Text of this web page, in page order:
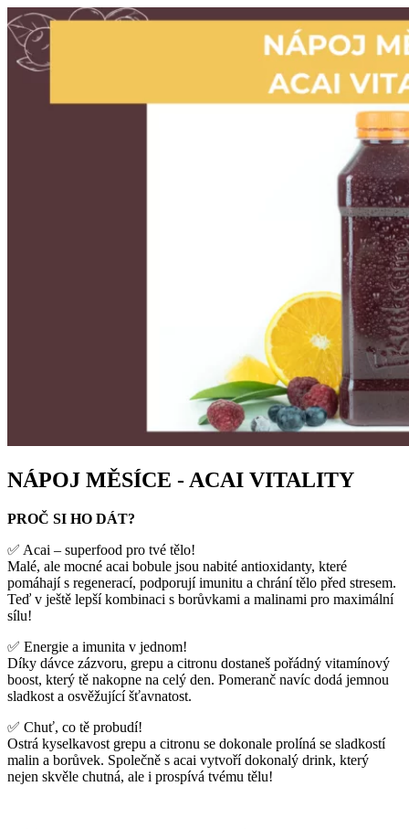
NÁPOJ MĚSÍCE - ACAI VITALITY
PROČ SI HO DÁT?
✅ Acai – superfood pro tvé tělo!
Malé, ale mocné acai bobule jsou nabité antioxidanty, které
pomáhají s regenerací, podporují imunitu a chrání tělo před stresem.
Teď v ještě lepší kombinaci s borůvkami a malinami pro maximální
sílu!
✅ Energie a imunita v jednom!
Díky dávce zázvoru, grepu a citronu dostaneš pořádný vitamínový
boost, který tě nakopne na celý den. Pomeranč navíc dodá jemnou
sladkost a osvěžující šťavnatost.
✅ Chuť, co tě probudí!
Ostrá kyselkavost grepu a citronu se dokonale prolíná se sladkostí
malin a borůvek. Společně s acai vytvoří dokonalý drink, který
nejen skvěle chutná, ale i prospívá tvému tělu!